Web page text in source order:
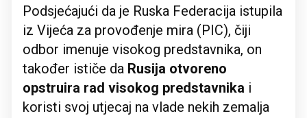
Podsjećajući da je Ruska Federacija istupila
iz Vijeća za provođenje mira (PIC), čiji
odbor imenuje visokog predstavnika, on
također ističe da Rusija otvoreno
opstruira rad visokog predstavnika i
koristi svoj utjecaj na vlade nekih zemalja